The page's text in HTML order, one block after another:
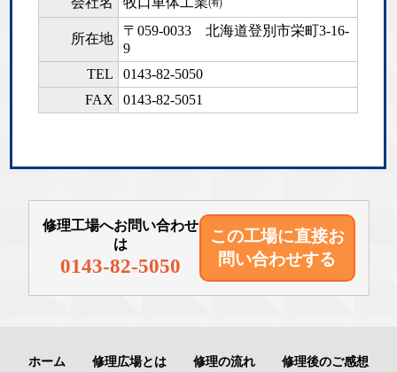
所在地
〒059-0033北海道登別市栄町3-16-
9
TEL
0143-82-5050
FAX
0143-82-5051
修理工場へお問い合わせ
は
0143-82-5050
この工場に直接お
問い合わせする
ホーム 修理広場とは 修理の流れ 修理後のご感想